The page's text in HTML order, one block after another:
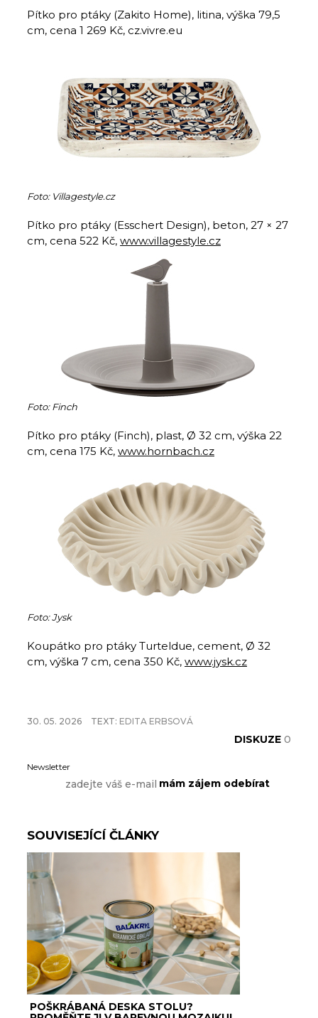
Pítko pro ptáky (Zakito Home), litina, výška 79,5
cm, cena 1 269 Kč, cz.vivre.eu
Foto: Villagestyle.cz
Pítko pro ptáky (Esschert Design), beton, 27 × 27
cm, cena 522 Kč, www.villagestyle.cz
Foto: Finch
Pítko pro ptáky (Finch), plast, Ø 32 cm, výška 22
cm, cena 175 Kč, www.hornbach.cz
Foto: Jysk
Koupátko pro ptáky Turteldue, cement, Ø 32
cm, výška 7 cm, cena 350 Kč, www.jysk.cz
30. 05. 2026 TEXT: EDITA ERBSOVÁ
DISKUZE 0
Newsletter
SOUVISEJÍCÍ ČLÁNKY
POŠKRÁBANÁ DESKA STOLU?